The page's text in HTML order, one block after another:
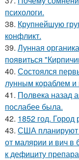
психологи.
38. Крупнейшую
конфликт.
39. Лунная
появиться
40. Состоялся
лунным кораблем и
41. Полвека назад
послабее была.
42. 1852 год. Город
43. США планируют
от малярии и вич в
к дефициту